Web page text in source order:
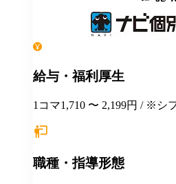
給与・福利厚生
1コマ1,710 〜 2,199円 / ※
等にも別途お支払いします(規定あり) ＊
度あり⇒グループ会社の割引
職種・指導形態